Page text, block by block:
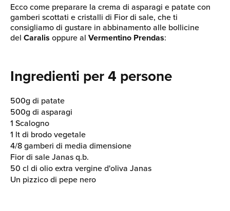
Ecco come preparare la crema di asparagi e patate con
gamberi scottati e cristalli di Fior di sale, che ti
consigliamo di gustare in abbinamento alle bollicine
del Caralis oppure al Vermentino Prendas:
Ingredienti per 4 persone
500g di patate
500g di asparagi
1 Scalogno
1 lt di brodo vegetale
4/8 gamberi di media dimensione
Fior di sale Janas q.b.
50 cl di olio extra vergine d'oliva Janas
Un pizzico di pepe nero